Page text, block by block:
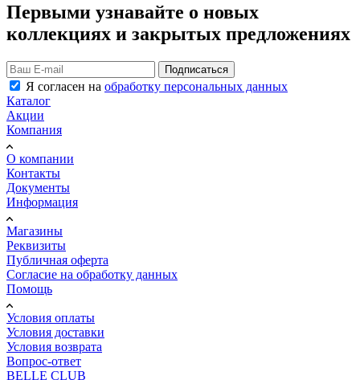
Первыми узнавайте о новых
коллекциях и закрытых предложениях
Подписаться
Я согласен на обработку персональных данных
Каталог
Акции
Компания
О компании
Контакты
Документы
Информация
Магазины
Реквизиты
Публичная оферта
Согласие на обработку данных
Помощь
Условия оплаты
Условия доставки
Условия возврата
Вопрос-ответ
BELLE CLUB